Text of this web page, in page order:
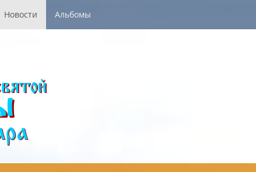
Новости Альбомы